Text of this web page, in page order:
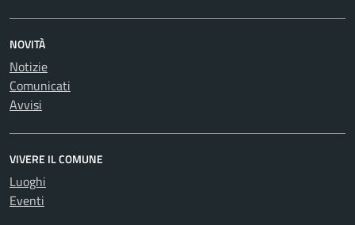
NOVITÀ
Notizie
Comunicati
Avvisi
VIVERE IL COMUNE
Luoghi
Eventi